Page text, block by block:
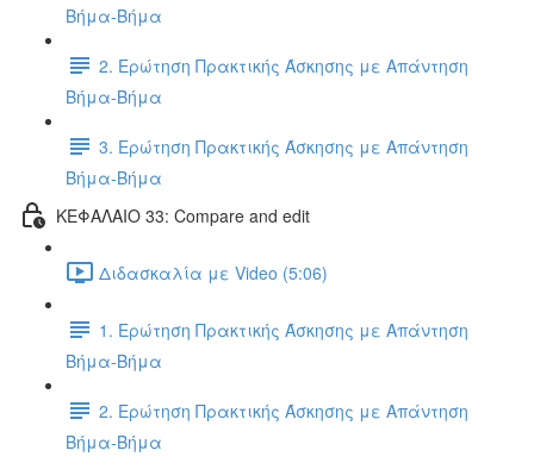
Βήμα-Βήμα
2. Ερώτηση Πρακτικής Άσκησης με Απάντηση
Βήμα-Βήμα
3. Ερώτηση Πρακτικής Άσκησης με Απάντηση
Βήμα-Βήμα
ΚΕΦΑΛΑΙΟ 33: Compare and edit
Διδασκαλία με Video (5:06)
1. Ερώτηση Πρακτικής Άσκησης με Απάντηση
Βήμα-Βήμα
2. Ερώτηση Πρακτικής Άσκησης με Απάντηση
Βήμα-Βήμα